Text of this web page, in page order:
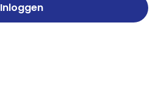
Inloggen